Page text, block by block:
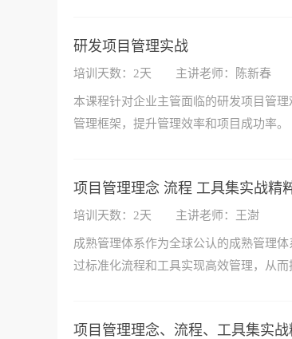
研发项目管理实战
培训天数：2天 主讲老师：陈新春
本课程针对企业主管面临的研发项目管
管理框架，提升管理效率和项目成功率。
项目管理理念 流程 工具集实战精
培训天数：2天 主讲老师：王澍
成熟管理体系作为全球公认的成熟管理
过标准化流程和工具实现高效管理，从而
项目管理理念、流程、工具集实战